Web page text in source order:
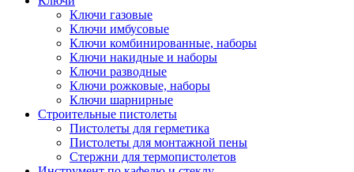
Ключи газовые
Ключи имбусовые
Ключи комбинированные, наборы
Ключи накидные и наборы
Ключи разводные
Ключи рожковые, наборы
Ключи шарнирные
Строительные пистолеты
Пистолеты для герметика
Пистолеты для монтажной пены
Стержни для термопистолетов